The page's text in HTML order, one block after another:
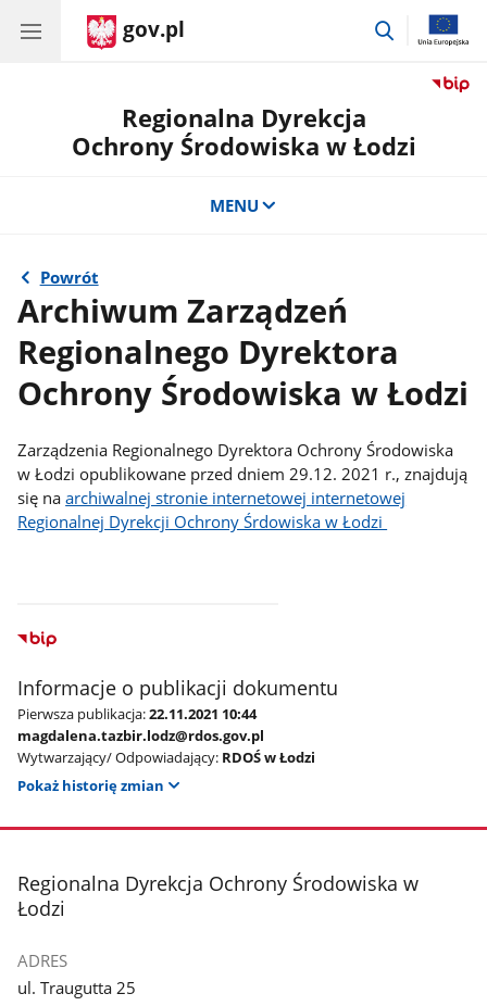
gov.pl
przejdź
Regionalna Dyrekcja
Ochrony Środowiska w Łodzi
MENU
Powrót
Archiwum Zarządzeń
Regionalnego Dyrektora
Ochrony Środowiska w Łodzi
Zarządzenia Regionalnego Dyrektora Ochrony Środowiska
w Łodzi opublikowane przed dniem 29.12. 2021 r., znajdują
się naarchiwalnej stronie internetowej internetowej
Regionalnej Dyrekcji Ochrony Śrdowiska w Łodzi
Informacje o publikacji dokumentu
Pierwsza publikacja:22.11.2021 10:44
magdalena.tazbir.lodz@rdos.gov.pl
Wytwarzający/ Odpowiadający: RDOŚ w Łodzi
Pokaż historię zmian
stopka
Regionalna Dyrekcja Ochrony Środowiska w
Łodzi
ADRES
ul. Traugutta 25